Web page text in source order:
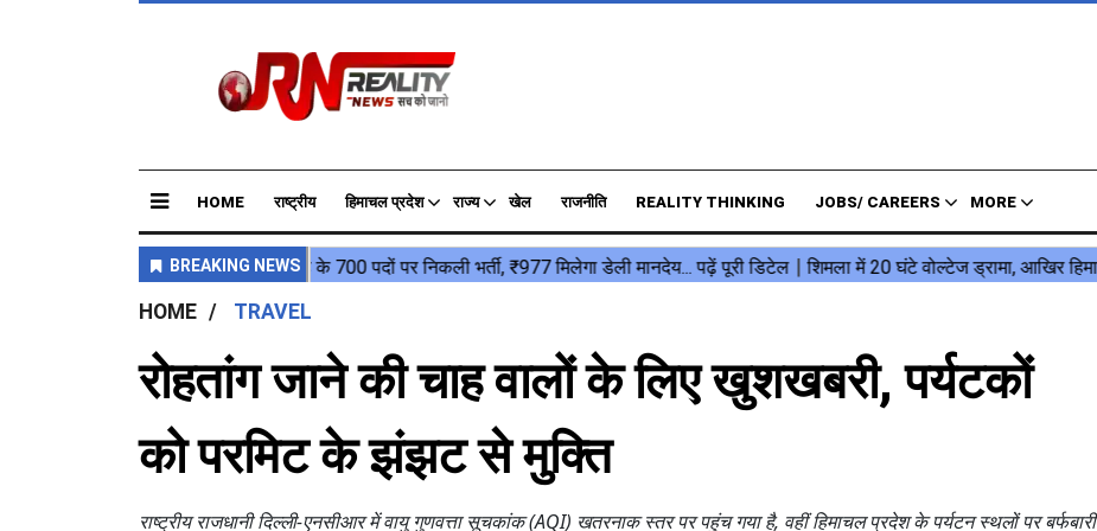
HOME राष्ट्रीय हिमाचल प्रदेश राज्य खेल राजनीति REALITY THINKING JOBS/ CAREERS MORE
HOME TRAVEL
रोहतांग जाने की चाह वालों के लिए खुशखबरी, पर्यटकों
को परमिट के झंझट से मुक्ति
राष्ट्रीय राजधानी दिल्ली-एनसीआर में वायु गुणवत्ता सूचकांक (AQI) खतरनाक स्तर पर पहुंच गया है, वहीं हिमाचल प्रदेश के पर्यटन स्थलों पर बर्फबारी